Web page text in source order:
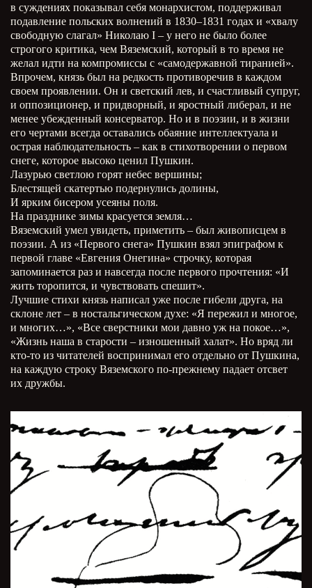
в суждениях показывал себя монархистом, поддерживал
подавление польских волнений в 1830–1831 годах и «хвалу
свободную слагал» Николаю I – у него не было более
строгого критика, чем Вяземский, который в то время не
желал идти на компромиссы с «самодержавной тиранией».
Впрочем, князь был на редкость противоречив в каждом
своем проявлении. Он и светский лев, и счастливый супруг,
и оппозиционер, и придворный, и яростный либерал, и не
менее убежденный консерватор. Но и в поэзии, и в жизни
его чертами всегда оставались обаяние интеллектуала и
острая наблюдательность – как в стихотворении о первом
снеге, которое высоко ценил Пушкин.
Лазурью светлою горят небес вершины;
Блестящей скатертью подернулись долины,
И ярким бисером усеяны поля.
На празднике зимы красуется земля…
Вяземский умел увидеть, приметить – был живописцем в
поэзии. А из «Первого снега» Пушкин взял эпиграфом к
первой главе «Евгения Онегина» строчку, которая
запоминается раз и навсегда после первого прочтения: «И
жить торопится, и чувствовать спешит».
Лучшие стихи князь написал уже после гибели друга, на
склоне лет – в ностальгическом духе: «Я пережил и многое,
и многих…», «Все сверстники мои давно уж на покое…»,
«Жизнь наша в старости – изношенный халат». Но вряд ли
кто-то из читателей воспринимал его отдельно от Пушкина,
на каждую строку Вяземского по-прежнему падает отсвет
их дружбы.